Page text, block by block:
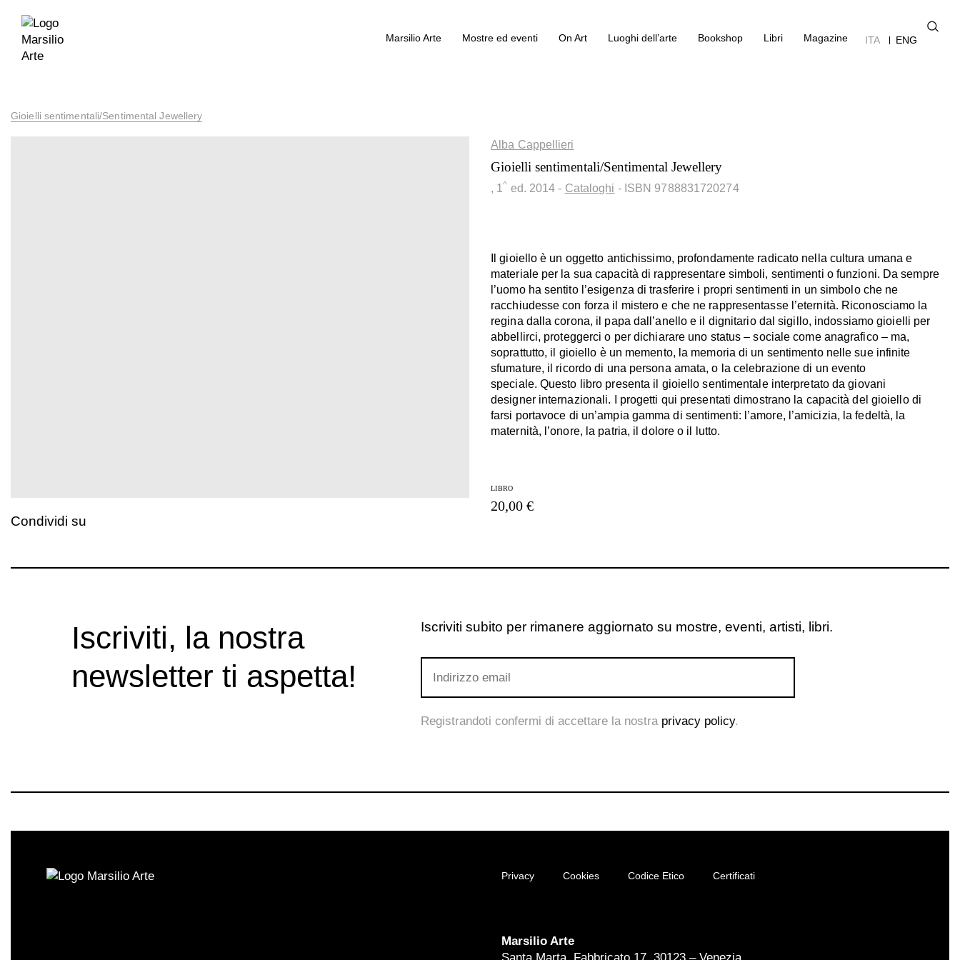
Marsilio Arte Mostre ed eventi On Art Luoghi dell’arte Bookshop Libri Magazine ITA ENG
Gioielli sentimentali/Sentimental Jewellery
Condividi su
Alba Cappellieri
Gioielli sentimentali/Sentimental Jewellery
, 1^ ed. 2014- Cataloghi - ISBN 9788831720274
Il gioiello è un oggetto antichissimo, profondamente radicato nella cultura umana e
materiale per la sua capacità di rappresentare simboli, sentimenti o funzioni. Da sempre
l’uomo ha sentito l’esigenza di trasferire i propri sentimenti in un simbolo che ne
racchiudesse con forza il mistero e che ne rappresentasse l’eternità. Riconosciamo la
regina dalla corona, il papa dall’anello e il dignitario dal sigillo, indossiamo gioielli per
abbellirci, proteggerci o per dichiarare uno status – sociale come anagrafico – ma,
soprattutto, il gioiello è un memento, la memoria di un sentimento nelle sue infinite
sfumature, il ricordo di una persona amata, o la celebrazione di un evento
speciale. Questo libro presenta il gioiello sentimentale interpretato da giovani
designer internazionali. I progetti qui presentati dimostrano la capacità del gioiello di
farsi portavoce di un’ampia gamma di sentimenti: l’amore, l’amicizia, la fedeltà, la
maternità, l’onore, la patria, il dolore o il lutto.
LIBRO
20,00 €
Iscriviti, la nostra
newsletter ti aspetta!
Iscriviti subito per rimanere aggiornato su mostre, eventi, artisti, libri.
Registrandoti confermi di accettare la nostra privacy policy.
Privacy Cookies Codice Etico Certificati
Marsilio Arte